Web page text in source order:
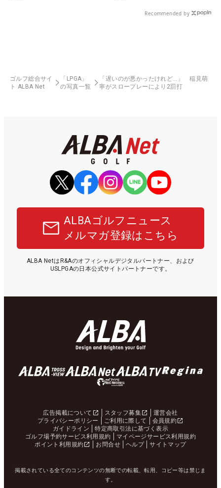
Recommended by
ゴルフ総合サイ
ト ALBA Net
「LPGA」
の写真一覧
「遅いのが悪かったけれど…」 稲見萌
寧がスロープレーにより2罰打
ALBAゴルフニュース
メルマガ登録はこちら
ALBA NetはR&Aのオフィシャルデジタルパートナー、および
USLPGAの日本公式サイトパートナーです。
広告掲載について スタッフ募集
運営会社
プライバシーポリシー
ご利用に際して
会員規約
ガイドライン
特定商取引法に基づく表示
ゴルフ場予約サービス利用規約
マイページサービス利用規約
ポイント利用規約
お問合せ ヘルプ サイトマップ
掲載されている全てのコンテンツの無断での転載、転用、コピー等は禁じま
す。